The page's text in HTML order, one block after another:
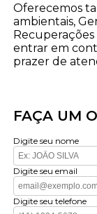
Oferecemos
ambientais,
Recuperações
entrar em
prazer de
FAÇA UM
Digite seu nome
Digite seu email
Digite seu telefone